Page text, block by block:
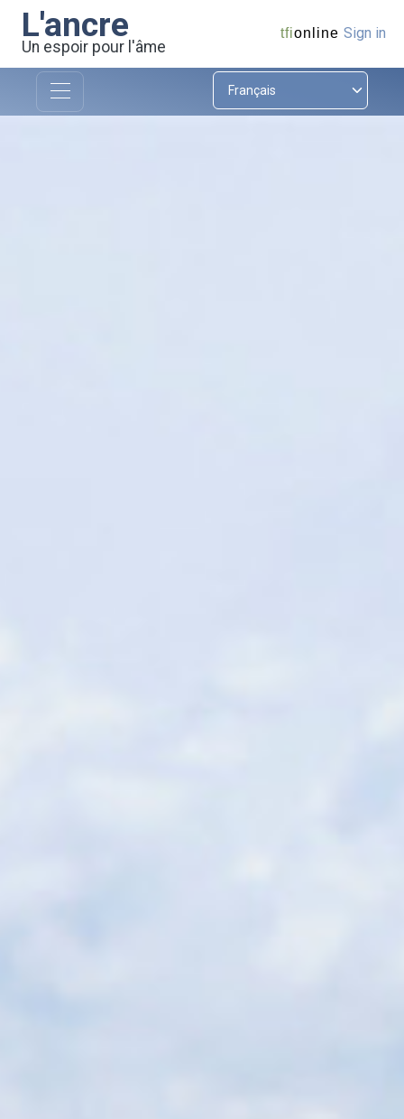
L'ancre
Un espoir pour l'âme
tfionline Sign in